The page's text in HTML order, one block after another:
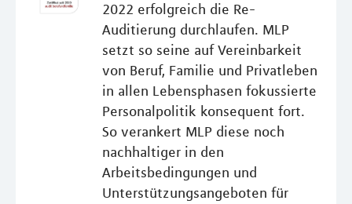
2022 erfolgreich die Re-
Auditierung durchlaufen. MLP
setzt so seine auf Vereinbarkeit
von Beruf, Familie und Privatleben
in allen Lebensphasen fokussierte
Personalpolitik konsequent fort.
So verankert MLP diese noch
nachhaltiger in den
Arbeitsbedingungen und
Unterstützungsangeboten für